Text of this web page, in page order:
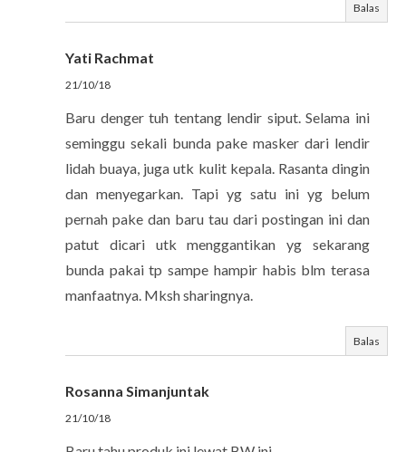
Balas
Yati Rachmat
21/10/18
Baru denger tuh tentang lendir siput. Selama ini
seminggu sekali bunda pake masker dari lendir
lidah buaya, juga utk kulit kepala. Rasanta dingin
dan menyegarkan. Tapi yg satu ini yg belum
pernah pake dan baru tau dari postingan ini dan
patut dicari utk menggantikan yg sekarang
bunda pakai tp sampe hampir habis blm terasa
manfaatnya. Mksh sharingnya.
Balas
Rosanna Simanjuntak
21/10/18